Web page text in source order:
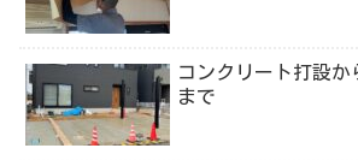
コンクリート打設
まで